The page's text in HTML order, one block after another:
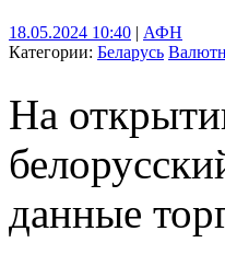
18.05.2024 10:40 | АФН
Категории: Беларусь
На
данные